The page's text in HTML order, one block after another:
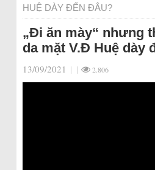
HUỆ DÀY ĐẾN ĐÂU?
„Đi ăn mày“ nhưng
da mặt V.Đ Huệ dày
13/09/2021 | | 2.806